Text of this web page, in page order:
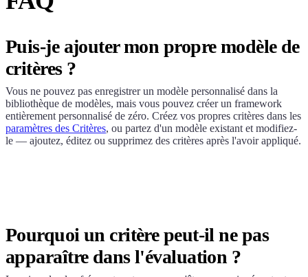
Puis-je ajouter mon propre modèle de
critères ?
Vous ne pouvez pas enregistrer un modèle personnalisé dans la
bibliothèque de modèles, mais vous pouvez créer un framework
entièrement personnalisé de zéro. Créez vos propres critères dans les
paramètres des Critères, ou partez d'un modèle existant et modifiez-
le — ajoutez, éditez ou supprimez des critères après l'avoir appliqué.
Pourquoi un critère peut-il ne pas
apparaître dans l'évaluation ?